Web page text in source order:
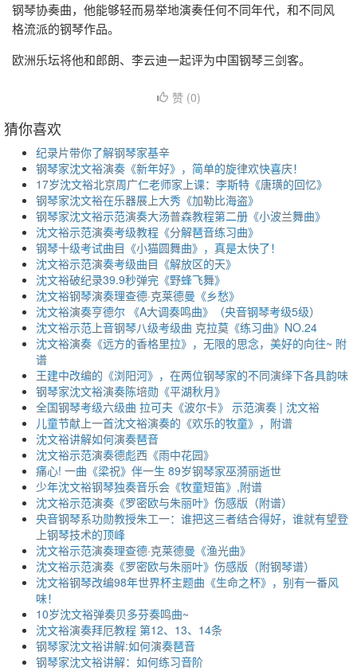
钢琴协奏曲，他能够轻而易举地演奏任何不同年代，和不同风
格流派的钢琴作品。
欧洲乐坛将他和郎朗、李云迪一起评为中国钢琴三剑客。
赞 (0)
猜你喜欢
纪录片带你了解钢琴家基辛
钢琴家沈文裕演奏《新年好》，简单的旋律欢快喜庆！
17岁沈文裕北京周广仁老师家上课：李斯特《唐璜的回忆》
钢琴家沈文裕在乐器展上大秀《加勒比海盗》
钢琴家沈文裕示范演奏大汤普森教程第二册《小波兰舞曲》
沈文裕示范演奏考级教程《分解琶音练习曲》
钢琴十级考试曲目《小猫圆舞曲》，真是太快了！
沈文裕示范演奏考级曲目《解放区的天》
沈文裕破纪录39.9秒弹完《野蜂飞舞》
沈文裕钢琴演奏理查德·克莱德曼《乡愁》
沈文裕演奏亨德尔 《A大调奏鸣曲》（央音钢琴考级5级）
沈文裕示范上音钢琴八级考级曲 克拉莫《练习曲》NO.24
沈文裕演奏《远方的香格里拉》，无限的思念，美好的向往~ 附
谱
王建中改编的《浏阳河》，在两位钢琴家的不同演绎下各具韵味
钢琴家沈文裕演奏陈培勋《平湖秋月》
全国钢琴考级六级曲 拉可夫《波尔卡》 示范演奏 | 沈文裕
儿童节献上一首沈文裕演奏的《欢乐的牧童》，附谱
沈文裕讲解如何演奏琶音
沈文裕示范演奏德彪西《雨中花园》
痛心! 一曲《梁祝》伴一生 89岁钢琴家巫漪丽逝世
少年沈文裕钢琴独奏音乐会《牧童短笛》,附谱
沈文裕示范演奏《罗密欧与朱丽叶》伤感版（附谱）
央音钢琴系功勋教授朱工一：谁把这三者结合得好，谁就有望登
上钢琴技术的顶峰
沈文裕示范演奏理查德·克莱德曼《渔光曲》
沈文裕示范演奏《罗密欧与朱丽叶》伤感版（附钢琴谱）
沈文裕钢琴改编98年世界杯主题曲《生命之杯》，别有一番风
味！
10岁沈文裕弹奏贝多芬奏鸣曲~
沈文裕演奏拜厄教程 第12、13、14条
钢琴家沈文裕讲解:如何演奏琶音
钢琴家沈文裕讲解：如何练习音阶